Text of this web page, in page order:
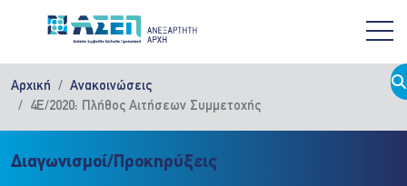
Αρχική
Ανακοινώσεις
4Ε/2020: Πλήθος Αιτήσεων Συμμετοχής
Διαγωνισμοί/Προκηρύξεις